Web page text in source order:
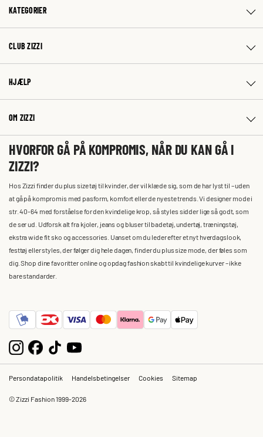
KATEGORIER
CLUB ZIZZI
HJÆLP
OM ZIZZI
HVORFOR GÅ PÅ KOMPROMIS, NÅR DU KAN GÅ I
ZIZZI?
Hos Zizzi finder du plus size tøj til kvinder, der vil klæde sig, som de har lyst til – uden
at gå på kompromis med pasform, komfort eller de nyeste trends. Vi designer mode i
str. 40-64 med forståelse for den kvindelige krop, så styles sidder lige så godt, som
de ser ud. Udforsk alt fra kjoler, jeans og bluser til badetøj, undertøj, træningstøj,
ekstra wide fit sko og accessories. Uanset om du leder efter et nyt hverdagslook,
festtøj eller styles, der følger dig hele dagen, finder du plus size mode, der føles som
dig. Shop dine favoritter online og opdag fashion skabt til kvindelige kurver – ikke
bare standarder.
Persondatapolitik Handelsbetingelser Cookies Sitemap
© Zizzi Fashion 1999-2026